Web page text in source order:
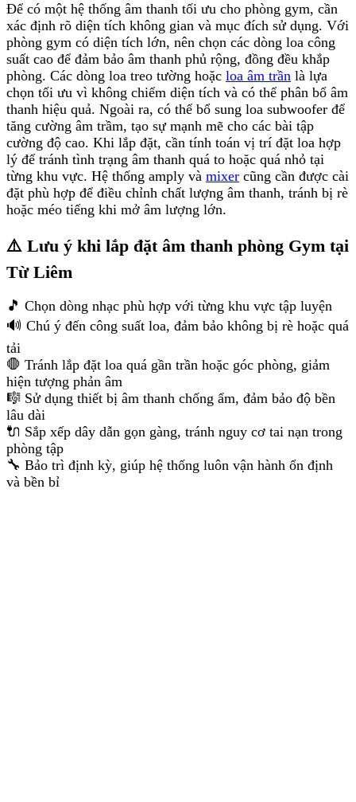
Để có một hệ thống âm thanh tối ưu cho phòng gym, cần
xác định rõ diện tích không gian và mục đích sử dụng. Với
phòng gym có diện tích lớn, nên chọn các dòng loa công
suất cao để đảm bảo âm thanh phủ rộng, đồng đều khắp
phòng. Các dòng loa treo tường hoặc loa âm trần là lựa
chọn tối ưu vì không chiếm diện tích và có thể phân bổ âm
thanh hiệu quả. Ngoài ra, có thể bổ sung loa subwoofer để
tăng cường âm trầm, tạo sự mạnh mẽ cho các bài tập
cường độ cao. Khi lắp đặt, cần tính toán vị trí đặt loa hợp
lý để tránh tình trạng âm thanh quá to hoặc quá nhỏ tại
từng khu vực. Hệ thống amply và mixer cũng cần được cài
đặt phù hợp để điều chỉnh chất lượng âm thanh, tránh bị rè
hoặc méo tiếng khi mở âm lượng lớn.
⚠️ Lưu ý khi lắp đặt âm thanh phòng Gym tại
Từ Liêm
🎵 Chọn dòng nhạc phù hợp với từng khu vực tập luyện
🔊 Chú ý đến công suất loa, đảm bảo không bị rè hoặc quá
tải
🛑 Tránh lắp đặt loa quá gần trần hoặc góc phòng, giảm
hiện tượng phản âm
🎼 Sử dụng thiết bị âm thanh chống ẩm, đảm bảo độ bền
lâu dài
🔌 Sắp xếp dây dẫn gọn gàng, tránh nguy cơ tai nạn trong
phòng tập
🔧 Bảo trì định kỳ, giúp hệ thống luôn vận hành ổn định
và bền bỉ